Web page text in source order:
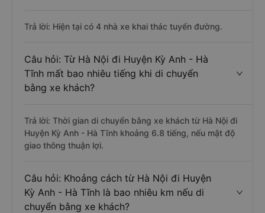
Trả lời: Hiện tại có 4 nhà xe khai thác tuyến đường.
Câu hỏi: Từ Hà Nội đi Huyện Kỳ Anh - Hà
Tĩnh mất bao nhiêu tiếng khi di chuyển
bằng xe khách?
Trả lời: Thời gian di chuyển bằng xe khách từ Hà Nội đi
Huyện Kỳ Anh - Hà Tĩnh khoảng 6.8 tiếng, nếu mật độ
giao thông thuận lợi.
Câu hỏi: Khoảng cách từ Hà Nội đi Huyện
Kỳ Anh - Hà Tĩnh là bao nhiêu km nếu di
chuyển bằng xe khách?